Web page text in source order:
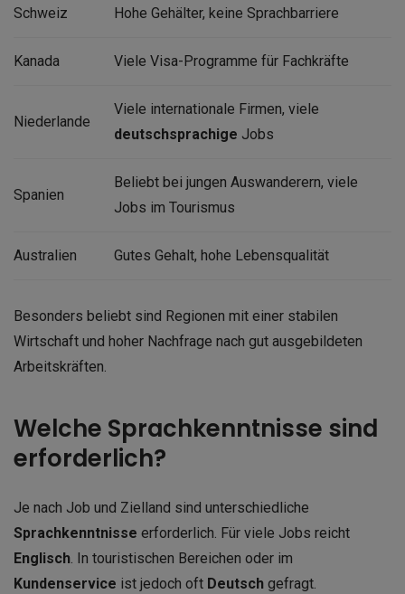
Schweiz Hohe Gehälter, keine Sprachbarriere
Kanada Viele Visa-Programme für Fachkräfte
Niederlande
Viele internationale Firmen, viele
deutschsprachige Jobs
Spanien
Beliebt bei jungen Auswanderern, viele
Jobs im Tourismus
Australien Gutes Gehalt, hohe Lebensqualität
Besonders beliebt sind Regionen mit einer stabilen
Wirtschaft und hoher Nachfrage nach gut ausgebildeten
Arbeitskräften.
Welche Sprachkenntnisse sind
erforderlich?
Je nach Job und Zielland sind unterschiedliche
Sprachkenntnisse erforderlich. Für viele Jobs reicht
Englisch. In touristischen Bereichen oder im
Kundenservice ist jedoch oft Deutsch gefragt.